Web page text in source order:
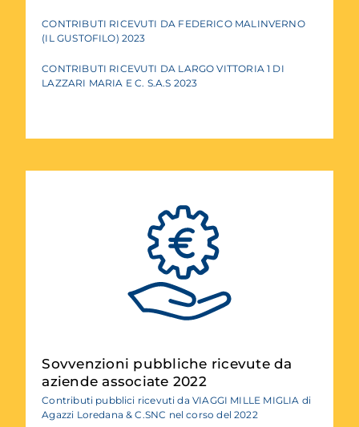
CONTRIBUTI RICEVUTI DA FEDERICO MALINVERNO
(IL GUSTOFILO) 2023
CONTRIBUTI RICEVUTI DA LARGO VITTORIA 1 DI
LAZZARI MARIA E C. S.A.S 2023
Sovvenzioni pubbliche ricevute da
aziende associate 2022
Contributi pubblici ricevuti da VIAGGI MILLE MIGLIA di
Agazzi Loredana & C.SNC nel corso del 2022